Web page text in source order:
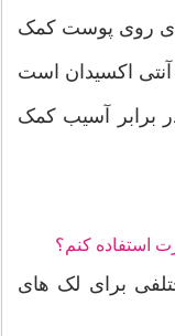
روی پوست کمک
آنتی اکسیدان است
برابر آسیب کمک
استفاده کنم؟
برای لک های